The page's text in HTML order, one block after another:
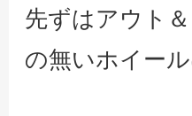
先ずはアウト
の無いホイー